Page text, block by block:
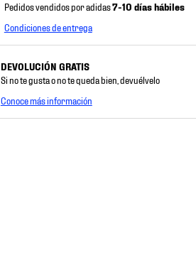
Pedidos vendidos por adidas7-10 días hábiles
Condiciones de entrega
DEVOLUCIÓN GRATIS
Si no te gusta o no te queda bien, devuélvelo
Conoce más información